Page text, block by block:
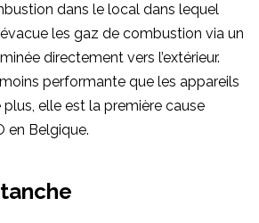
dans le local dans lequel
les gaz de combustion via un
directement vers l’extérieur.
performante que les appareils
elle est la première cause
en Belgique.